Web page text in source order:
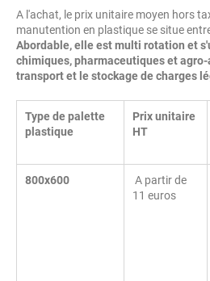
A l'achat, le prix unitaire moyen hors
manutention en plastique se situe
Abordable, elle est multi rotation et
chimiques, pharmaceutiques et
transport et le stockage de charges
Type de palette
plastique
Prix unitaire
HT
800x600
A partir de
11 euros